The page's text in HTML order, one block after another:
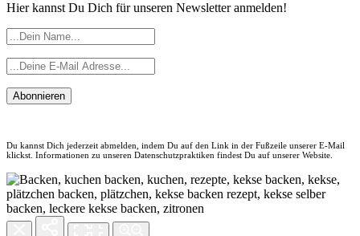
Hier kannst Du Dich für unseren Newsletter anmelden!
Abonnieren
Du kannst Dich jederzeit abmelden, indem Du auf den Link in der Fußzeile unserer E-Mail
klickst. Informationen zu unseren Datenschutzpraktiken findest Du auf unserer Website.